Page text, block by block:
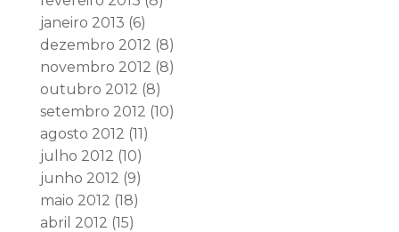
janeiro 2013 (6)
dezembro 2012 (8)
novembro 2012 (8)
outubro 2012 (8)
setembro 2012 (10)
agosto 2012 (11)
julho 2012 (10)
junho 2012 (9)
maio 2012 (18)
abril 2012 (15)